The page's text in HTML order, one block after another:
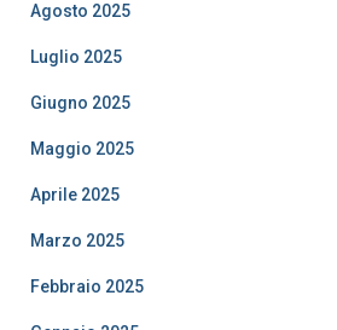
Agosto 2025
Luglio 2025
Giugno 2025
Maggio 2025
Aprile 2025
Marzo 2025
Febbraio 2025